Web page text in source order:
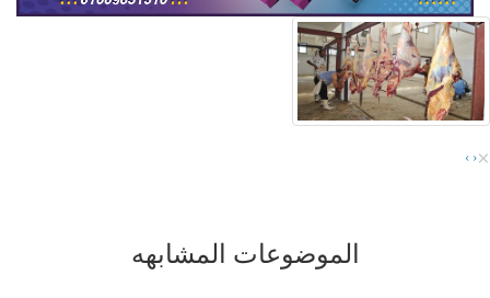
‹
› ×
الموضوعات المشابهه